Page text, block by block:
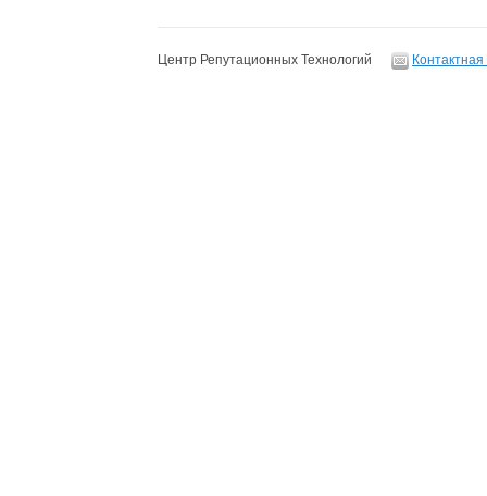
Центр Репутационных Технологий